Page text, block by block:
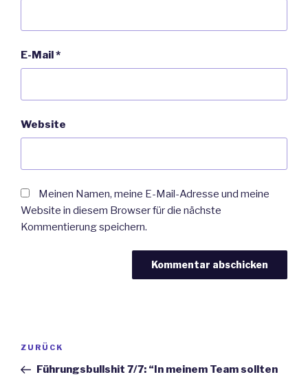
E-Mail*
Website
Meinen Namen, meine E-Mail-Adresse und meine
Website in diesem Browser für die nächste
Kommentierung speichern.
Beitrags-
Vorheriger
Beitrag
ZURÜCK
Führungsbullshit 7/7: “In meinem Team sollten